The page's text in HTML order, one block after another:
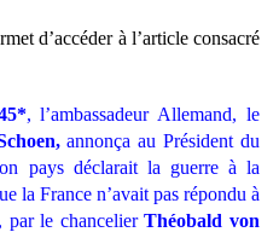
d’accéder à l’article consacré
, l’ambassadeur Allemand, le
annonça au Président du
pays déclarait la guerre à la
la France n’avait pas répondu à
par le chancelierThéobald von